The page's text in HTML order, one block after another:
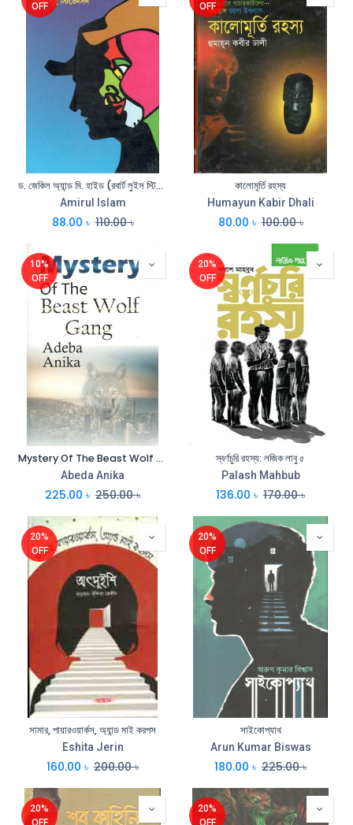
OFF
ড. জেকিল অ্যান্ড মি. হাইড (রবার্ট লুইস স্টিভেনসন) (বিএসকে)
Amirul Islam
88.00 ৳ 110.00৳
OFF
কালোমূর্তি রহস্য
Humayun Kabir Dhali
80.00 ৳ 100.00৳
10%
OFF
Mystery Of The Beast Wolf Gang
Abeda Anika
225.00 ৳ 250.00৳
20%
OFF
স্বর্ণচুরি রহস্য: লজিক লাবু ৫
Palash Mahbub
136.00 ৳ 170.00৳
20%
OFF
সামার, পায়ারওয়ার্কস, অ্যান্ড মাই করপস
Eshita Jerin
160.00 ৳ 200.00৳
20%
OFF
সাইকোপ্যাথ
Arun Kumar Biswas
180.00 ৳ 225.00৳
20%
OFF
20%
OFF